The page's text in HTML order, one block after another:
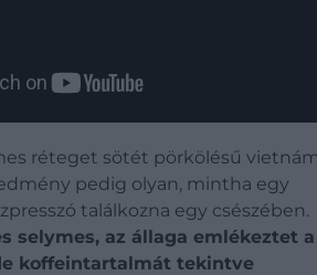
réteget sötét pörkölésű
pedig olyan, mintha egy
találkozna egy csészében.
selymes, az állaga emlékeztet a
koffeintartalmát tekintve